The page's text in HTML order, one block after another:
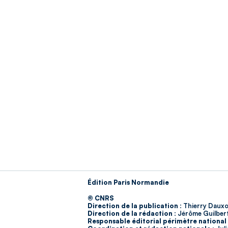
Édition Paris Normandie
© CNRS
Direction de la publication : Thierry
Direction de la rédaction : Jérôme
Responsable éditorial périmètre national